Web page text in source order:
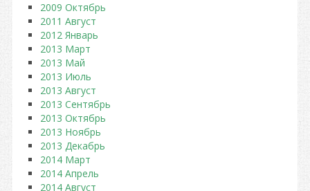
2009 Октябрь
2011 Август
2012 Январь
2013 Март
2013 Май
2013 Июль
2013 Август
2013 Сентябрь
2013 Октябрь
2013 Ноябрь
2013 Декабрь
2014 Март
2014 Апрель
2014 Август